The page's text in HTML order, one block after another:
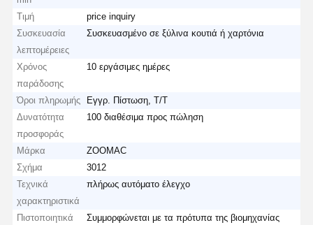
Τιμή
price inquiry
Συσκευασία
λεπτομέρειες
Συσκευασμένο σε ξύλινα κουτιά ή χαρτόνια
Χρόνος
παράδοσης
10 εργάσιμες ημέρες
Όροι πληρωμής
Εγγρ. Πίστωση, T/T
Δυνατότητα
προσφοράς
100 διαθέσιμα προς πώληση
Μάρκα
ZOOMAC
Σχήμα
3012
Τεχνικά
χαρακτηριστικά
πλήρως αυτόματο έλεγχο
Πιστοποιητικά
Συμμορφώνεται με τα πρότυπα της βιομηχανίας